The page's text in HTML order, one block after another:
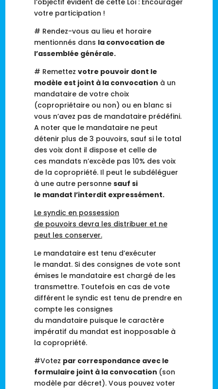
l’objectif évident de cette Loi : Encourager
votre participation !
# Rendez-vous au lieu et horaire
mentionnés dans la convocation de
l’assemblée générale.
# Remettez votre pouvoir dont le
modèle est joint à la convocation à un
mandataire de votre choix
(copropriétaireou non) ou en blanc si
vous n’avez pas de mandataire prédéfini.
A noter que le mandataire ne peut
détenir plus de 3 pouvoirs, sauf si le total
des voix dont il dispose et celle de
ces mandats n’excède pas 10% des voix
de la copropriété. Il peut le subdéléguer
à une autre personne sauf si
le mandat l’interdit expressément.
Le syndic en possession
de pouvoirs devra les distribuer et ne
peut les conserver.
Le mandataireest tenu d’exécuter
le mandat. Si des consignes de vote sont
émises le mandataireest chargé de les
transmettre. Toutefois en cas de vote
différent le syndic est tenu de prendre en
compte les consignes
du mandataire puisque le caractère
impératif du mandat est inopposable à
la copropriété.
#Votez par correspondance avec le
formulaire joint à la convocation (son
modèle par décret). Vous pouvez voter